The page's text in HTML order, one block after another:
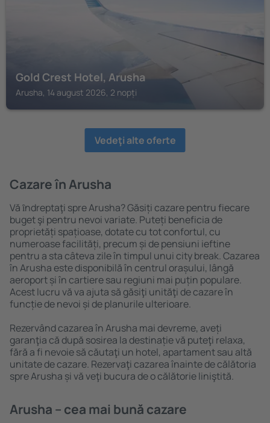
Gold Crest Hotel, Arusha
Arusha, 14 august 2026, 2 nopți
Vedeţi alte oferte
Cazare în Arusha
Vă ȋndreptaţi spre Arusha? Găsiți cazare pentru fiecare
buget şi pentru nevoi variate. Puteți beneficia de
proprietăți spațioase, dotate cu tot confortul, cu
numeroase facilități, precum și de pensiuni ieftine
pentru a sta câteva zile în timpul unui city break. Cazarea
în Arusha este disponibilă în centrul orașului, lângă
aeroport și în cartiere sau regiuni mai puțin populare.
Acest lucru vă va ajuta să găsiţi unităţi de cazare în
funcție de nevoi și de planurile ulterioare.
Rezervând cazarea în Arusha mai devreme, aveți
garanţia că după sosirea la destinație vă puteţi relaxa,
fără a fi nevoie să căutaţi un hotel, apartament sau altă
unitate de cazare. Rezervaţi cazarea înainte de călătoria
spre Arusha și vă veţi bucura de o călătorie liniştită.
Arusha – cea mai bună cazare